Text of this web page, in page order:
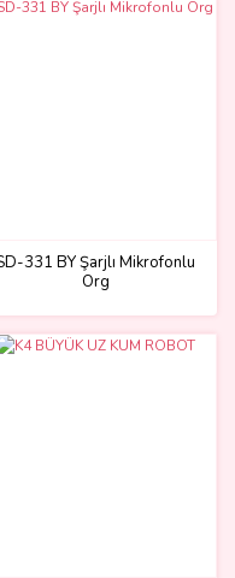
331 BY Şarjlı Mikrofonlu
Org